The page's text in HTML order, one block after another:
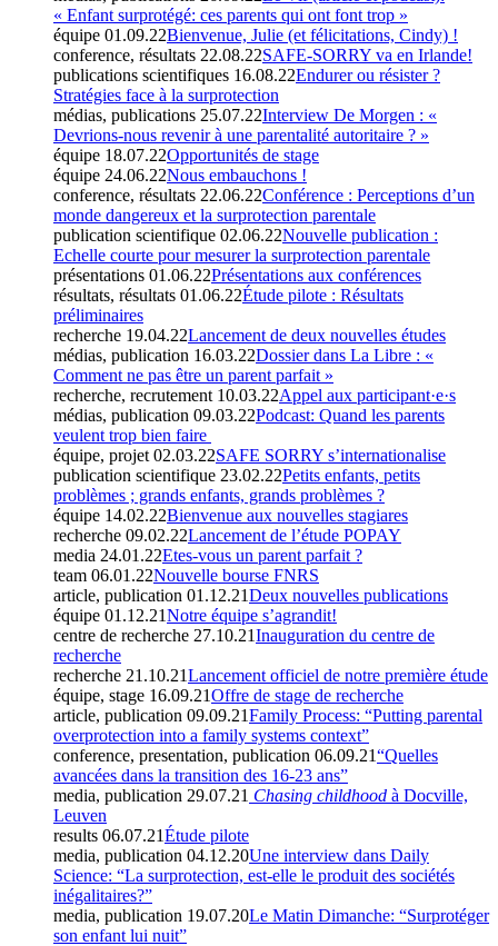
« Enfant surprotégé: ces parents qui ont font trop »
équipe 01.09.22Bienvenue, Julie (et félicitations, Cindy) !
conference, résultats 22.08.22SAFE-SORRY va en Irlande!
publications scientifiques 16.08.22Endurer ou résister ?
Stratégies face à la surprotection
médias, publications 25.07.22Interview De Morgen : «
Devrions-nous revenir à une parentalité autoritaire ? »
équipe 18.07.22Opportunités de stage
équipe 24.06.22Nous embauchons !
conference, résultats 22.06.22Conférence : Perceptions d’un
monde dangereux et la surprotection parentale
publication scientifique 02.06.22Nouvelle publication :
Echelle courte pour mesurer la surprotection parentale
présentations 01.06.22Présentations aux conférences
résultats, résultats 01.06.22Étude pilote : Résultats
préliminaires
recherche 19.04.22Lancement de deux nouvelles études
médias, publication 16.03.22Dossier dans La Libre : «
Comment ne pas être un parent parfait »
recherche, recrutement 10.03.22Appel aux participant·e·s
médias, publication 09.03.22Podcast: Quand les parents
veulent trop bien faire
équipe, projet 02.03.22SAFE SORRY s’internationalise
publication scientifique 23.02.22Petits enfants, petits
problèmes ; grands enfants, grands problèmes ?
équipe 14.02.22Bienvenue aux nouvelles stagiares
recherche 09.02.22Lancement de l’étude POPAY
media 24.01.22Etes-vous un parent parfait ?
team 06.01.22Nouvelle bourse FNRS
article, publication 01.12.21Deux nouvelles publications
équipe 01.12.21Notre équipe s’agrandit!
centre de recherche 27.10.21Inauguration du centre de
recherche
recherche 21.10.21Lancement officiel de notre première étude
équipe, stage 16.09.21Offre de stage de recherche
article, publication 09.09.21Family Process: “Putting parental
overprotection into a family systems context”
conference, presentation, publication 06.09.21“Quelles
avancées dans la transition des 16-23 ans”
media, publication 29.07.21 Chasing childhood à Docville,
Leuven
results 06.07.21Étude pilote
media, publication 04.12.20Une interview dans Daily
Science: “La surprotection, est-elle le produit des sociétés
inégalitaires?”
media, publication 19.07.20Le Matin Dimanche: “Surprotéger
son enfant lui nuit”